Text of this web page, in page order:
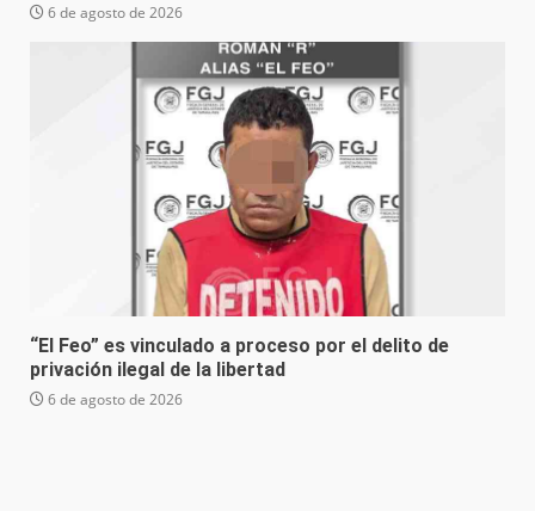
6 de agosto de 2026
“El Feo” es vinculado a proceso por el delito de
privación ilegal de la libertad
6 de agosto de 2026